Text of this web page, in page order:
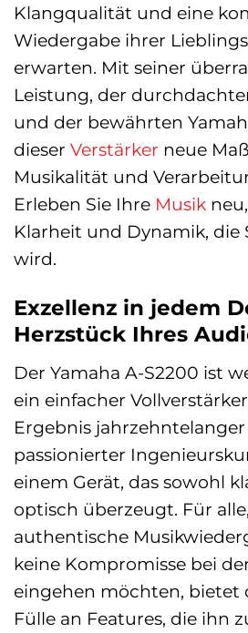
Klangqualität und eine
Wiedergabe ihrer
erwarten. Mit seiner
Leistung, der
und der bewährten
dieser Verstärker neue
Musikalität und
Erleben Sie Ihre Musik
Klarheit und Dynamik, die
wird.
Exzellenz in jedem
Herzstück Ihres
Der Yamaha A-S2200 ist
ein einfacher
Ergebnis
passionierter
einem Gerät, das sowohl
optisch überzeugt. Für
authentische
keine Kompromisse bei
eingehen möchten, bietet
Fülle an Features, die ihn